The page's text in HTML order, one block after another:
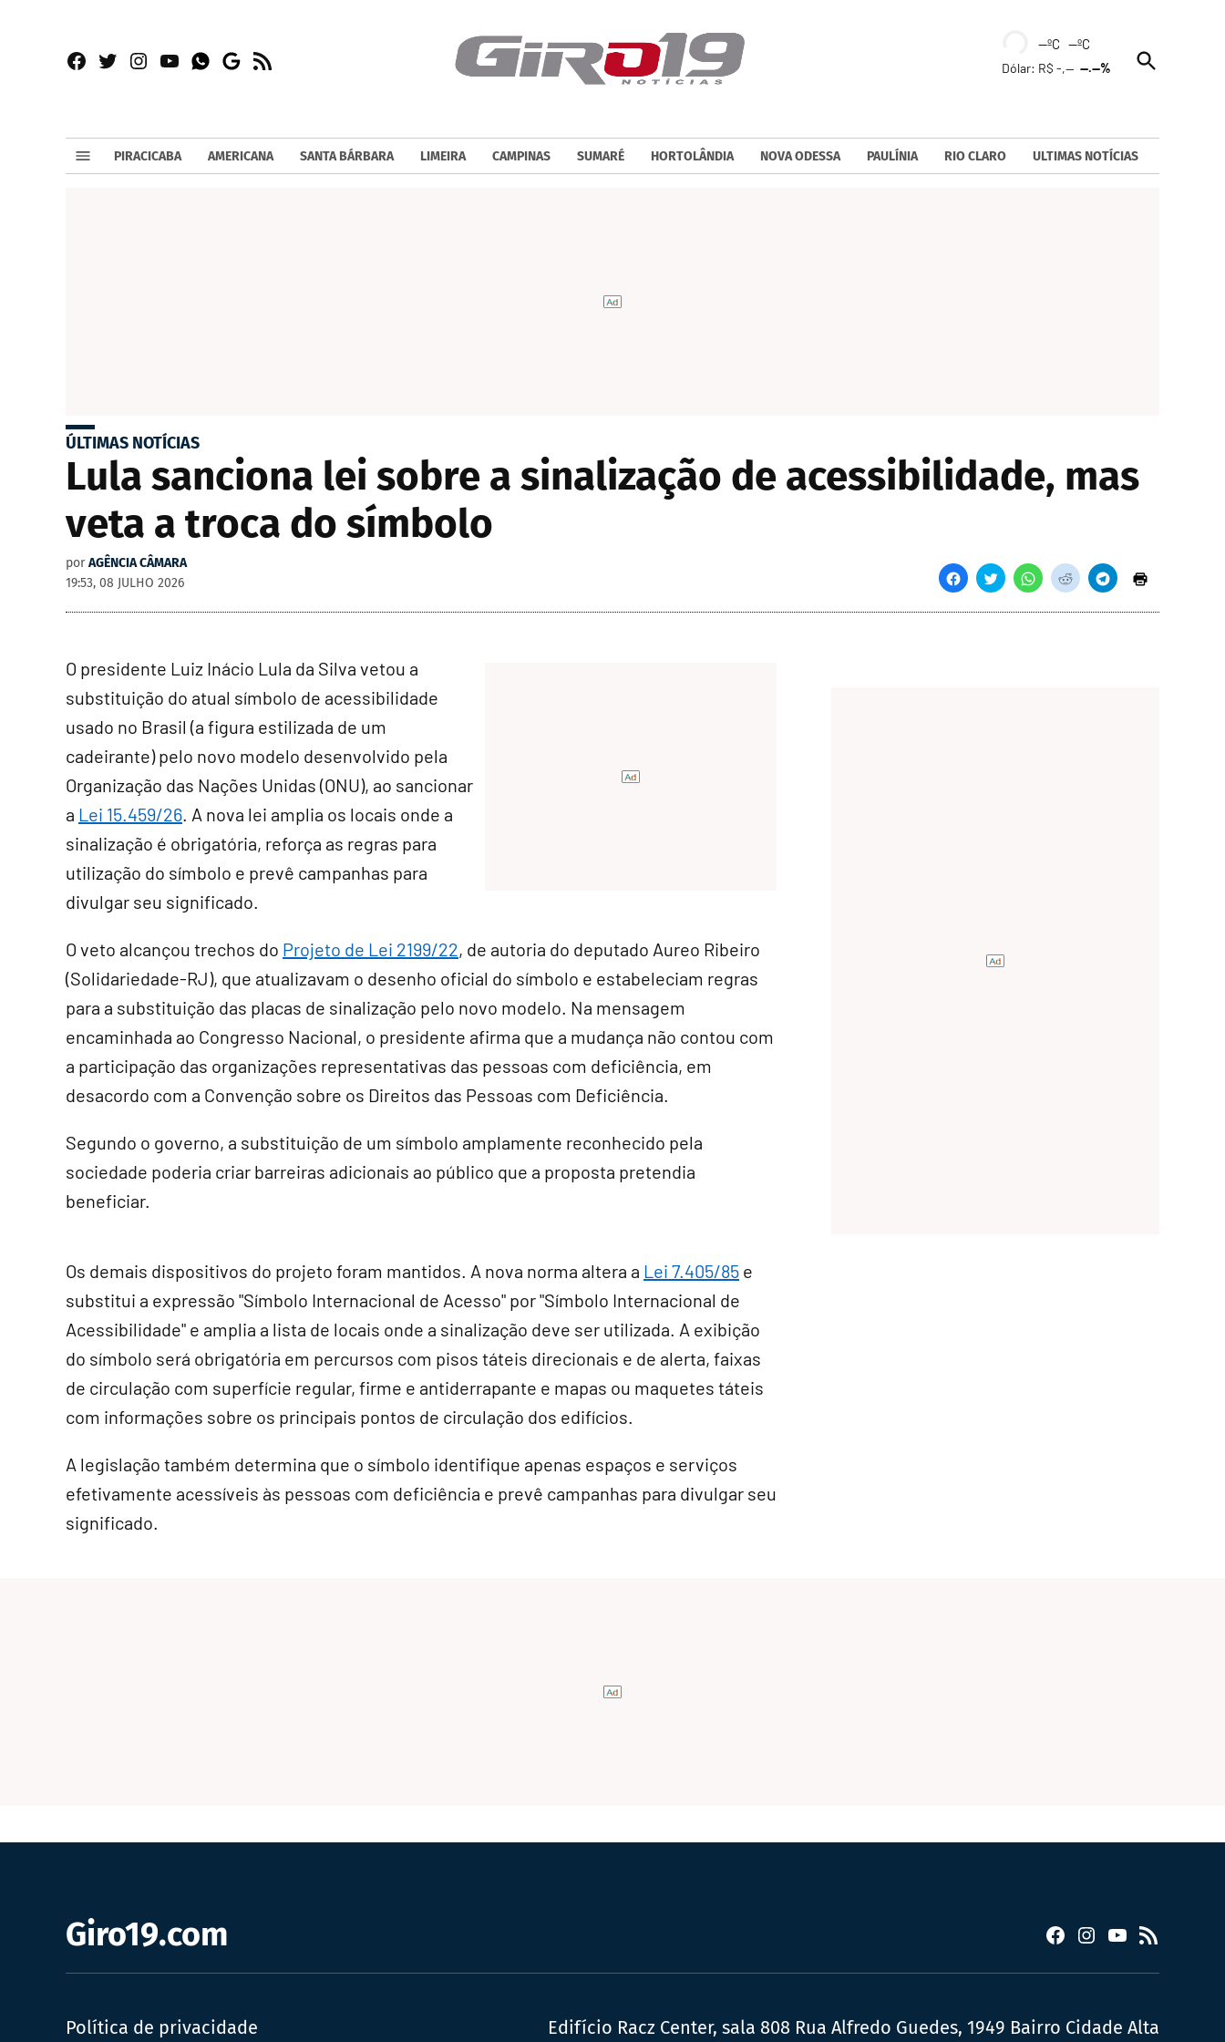
Facebook
TwitterInstagram
YouTubeWhatsapp
Google
RSS
--ºC --ºC
Dólar: R$ -,----.--%
Open
Search
PIRACICABA AMERICANA SANTA BÁRBARA LIMEIRA CAMPINAS SUMARÉ HORTOLÂNDIA NOVA ODESSA PAULÍNIA RIO CLARO ULTIMAS NOTÍCIAS
ÚLTIMAS NOTÍCIAS
Lula sanciona lei sobre a sinalização de acessibilidade, mas
veta a troca do símbolo
por AGÊNCIA CÂMARA
19:53, 08 JULHO 2026
O presidente Luiz Inácio Lula da Silva vetou a
substituição do atual símbolo de acessibilidade
usado no Brasil (a figura estilizada de um
cadeirante) pelo novo modelo desenvolvido pela
Organização das Nações Unidas (ONU), ao sancionar
a Lei 15.459/26. A nova lei amplia os locais onde a
sinalização é obrigatória, reforça as regras para
utilização do símbolo e prevê campanhas para
divulgar seu significado.
O veto alcançou trechos do Projeto de Lei 2199/22, de autoria do deputado Aureo Ribeiro
(Solidariedade-RJ), que atualizavam o desenho oficial do símbolo e estabeleciam regras
para a substituição das placas de sinalização pelo novo modelo. Na mensagem
encaminhada ao Congresso Nacional, o presidente afirma que a mudança não contou com
a participação das organizações representativas das pessoas com deficiência, em
desacordo com a Convenção sobre os Direitos das Pessoas com Deficiência.
Segundo o governo, a substituição de um símbolo amplamente reconhecido pela
sociedade poderia criar barreiras adicionais ao público que a proposta pretendia
beneficiar.
Os demais dispositivos do projeto foram mantidos. A nova norma altera a Lei 7.405/85 e
substitui a expressão "Símbolo Internacional de Acesso" por "Símbolo Internacional de
Acessibilidade" e amplia a lista de locais onde a sinalização deve ser utilizada. A exibição
do símbolo será obrigatória em percursos com pisos táteis direcionais e de alerta, faixas
de circulação com superfície regular, firme e antiderrapante e mapas ou maquetes táteis
com informações sobre os principais pontos de circulação dos edifícios.
A legislação também determina que o símbolo identifique apenas espaços e serviços
efetivamente acessíveis às pessoas com deficiência e prevê campanhas para divulgar seu
significado.
Giro19.com Facebook
Instagram
YouTube
RSS
Política de privacidade Edifício Racz Center, sala 808 Rua Alfredo Guedes, 1949 Bairro Cidade Alta